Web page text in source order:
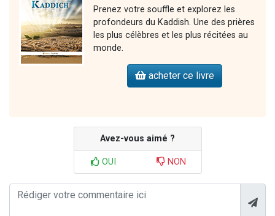
Prenez votre souffle et explorez les
profondeurs du Kaddish. Une des prières
les plus célèbres et les plus récitées au
monde.
acheter ce livre
Avez-vous aimé ?
OUI NON